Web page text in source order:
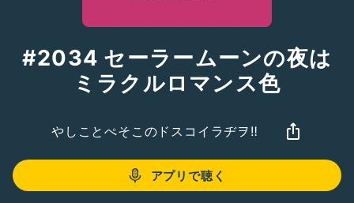
#2034 セーラームーンの夜は
ミラクルロマンス色
やしことぺそこのドスコイラヂヲ‼︎
アプリで聴く